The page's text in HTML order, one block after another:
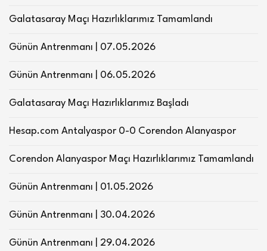
Galatasaray Maçı Hazırlıklarımız Tamamlandı
Günün Antrenmanı | 07.05.2026
Günün Antrenmanı | 06.05.2026
Galatasaray Maçı Hazırlıklarımız Başladı
Hesap.com Antalyaspor 0-0 Corendon Alanyaspor
Corendon Alanyaspor Maçı Hazırlıklarımız Tamamlandı
Günün Antrenmanı | 01.05.2026
Günün Antrenmanı | 30.04.2026
Günün Antrenmanı | 29.04.2026